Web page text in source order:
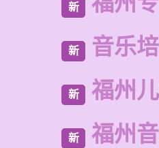
新
新 音乐
新 福州
新 福州